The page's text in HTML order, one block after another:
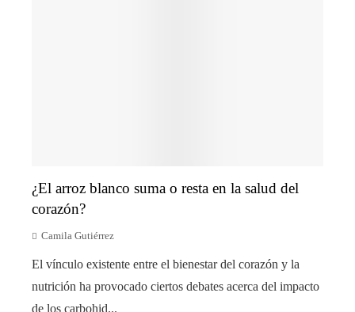
¿El arroz blanco suma o resta en la salud del
corazón?
Camila Gutiérrez
El vínculo existente entre el bienestar del corazón y la
nutrición ha provocado ciertos debates acerca del impacto
de los carbohid...